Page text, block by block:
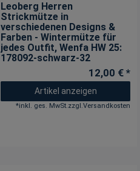
Leoberg Herren
Strickmütze in
verschiedenen Designs &
Farben - Wintermütze für
jedes Outfit, Wenfa HW 25:
178092-schwarz-32
12,00 € *
Artikel anzeigen
*inkl. ges. MwSt.zzgl.Versandkosten